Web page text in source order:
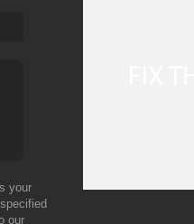
your
our